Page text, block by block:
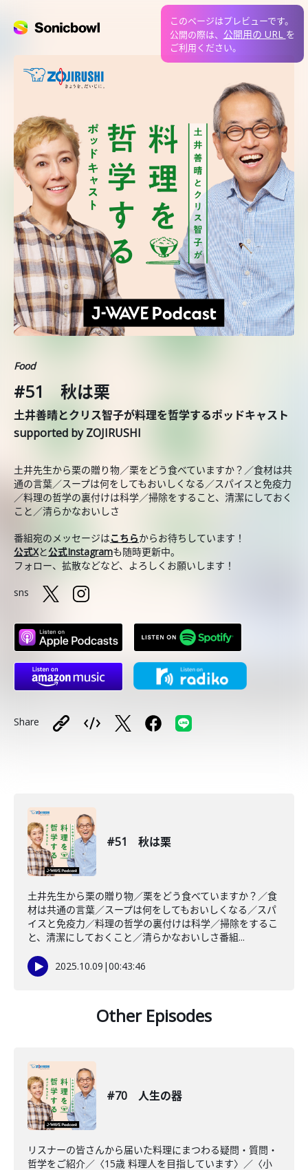
このページはプレビューです。
公開の際は、 公開用の URL を
ご利用ください。
Food
#51 秋は栗
土井善晴とクリス智子が料理を哲学するポッドキャスト
supported by ZOJIRUSHI
土井先生から栗の贈り物／栗をどう食べていますか？／食材は共
通の言葉／スープは何をしてもおいしくなる／スパイスと免疫力
／料理の哲学の裏付けは科学／掃除をすること、清潔にしておく
こと／清らかなおいしさ
番組宛のメッセージはこちらからお待ちしています！
公式Xと公式Instagramも随時更新中。
フォロー、拡散などなど、よろしくお願いします！
sns
Share
#51 秋は栗
土井先生から栗の贈り物／栗をどう食べていますか？／食
材は共通の言葉／スープは何をしてもおいしくなる／スパ
イスと免疫力／料理の哲学の裏付けは科学／掃除をするこ
と、清潔にしておくこと／清らかなおいしさ番組...
2025.10.09 |00:43:46
Other Episodes
#70 人生の器
リスナーの皆さんから届いた料理にまつわる疑問・質問・
哲学をご紹介／〈15歳 料理人を目指しています〉／〈小